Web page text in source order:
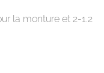
la monture et 2-1.2